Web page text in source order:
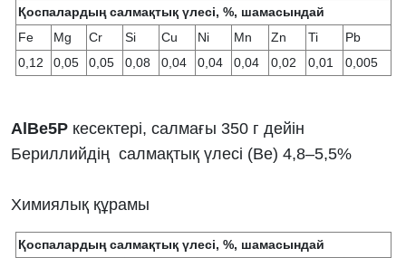
Қоспалардың салмақтық үлесі, %, шамасындай
Fe
Mg Cr Si Cu Ni Mn Zn Ti
Pb
0,12
0,05 0,05 0,08 0,04 0,04 0,04 0,02 0,01 0,005
AlBe5Р кесектері, салмағы 350 г дейін
Бериллийдің салмақтық үлесі (Ве) 4,8–5,5%
Химиялық құрамы
Қоспалардың салмақтық үлесі, %, шамасындай